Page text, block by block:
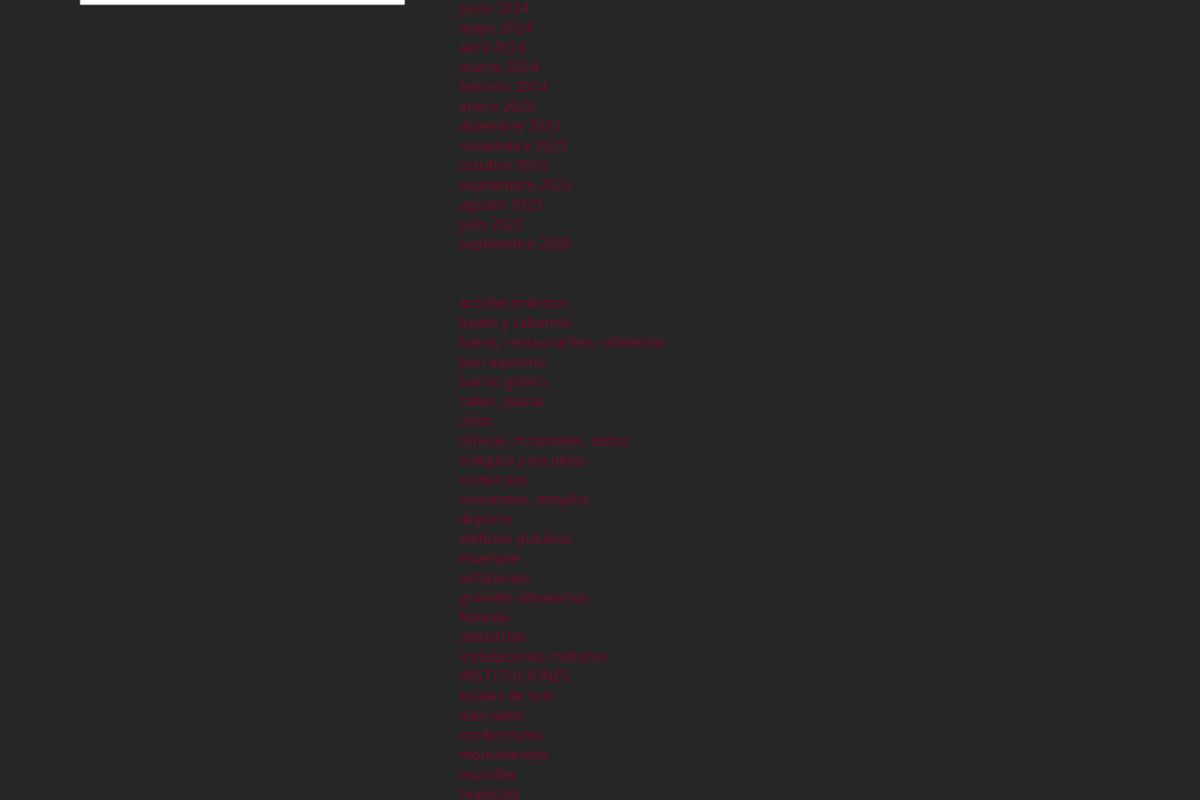
junio 2024
mayo 2024
abril 2024
marzo 2024
febrero 2024
enero 2024
diciembre 2023
noviembre 2023
octubre 2023
septiembre 2023
agosto 2023
julio 2023
septiembre 2000
acontecimientos
bailes y cabarets
bares, restaurantes, cafeterías
barraquismo
barrio gótico
calles, plazas
cines
clinicas, hospitales, asilos
colegios y escuelas
comercios
conventos, templos
deporte
edificios publicos
eixample
estaciones
grandes almacenes
hoteles
industrias
instalaciones militares
INSTITUCIONES
locales de ocio
mercados
modernismo
monumentos
murallas
negocios